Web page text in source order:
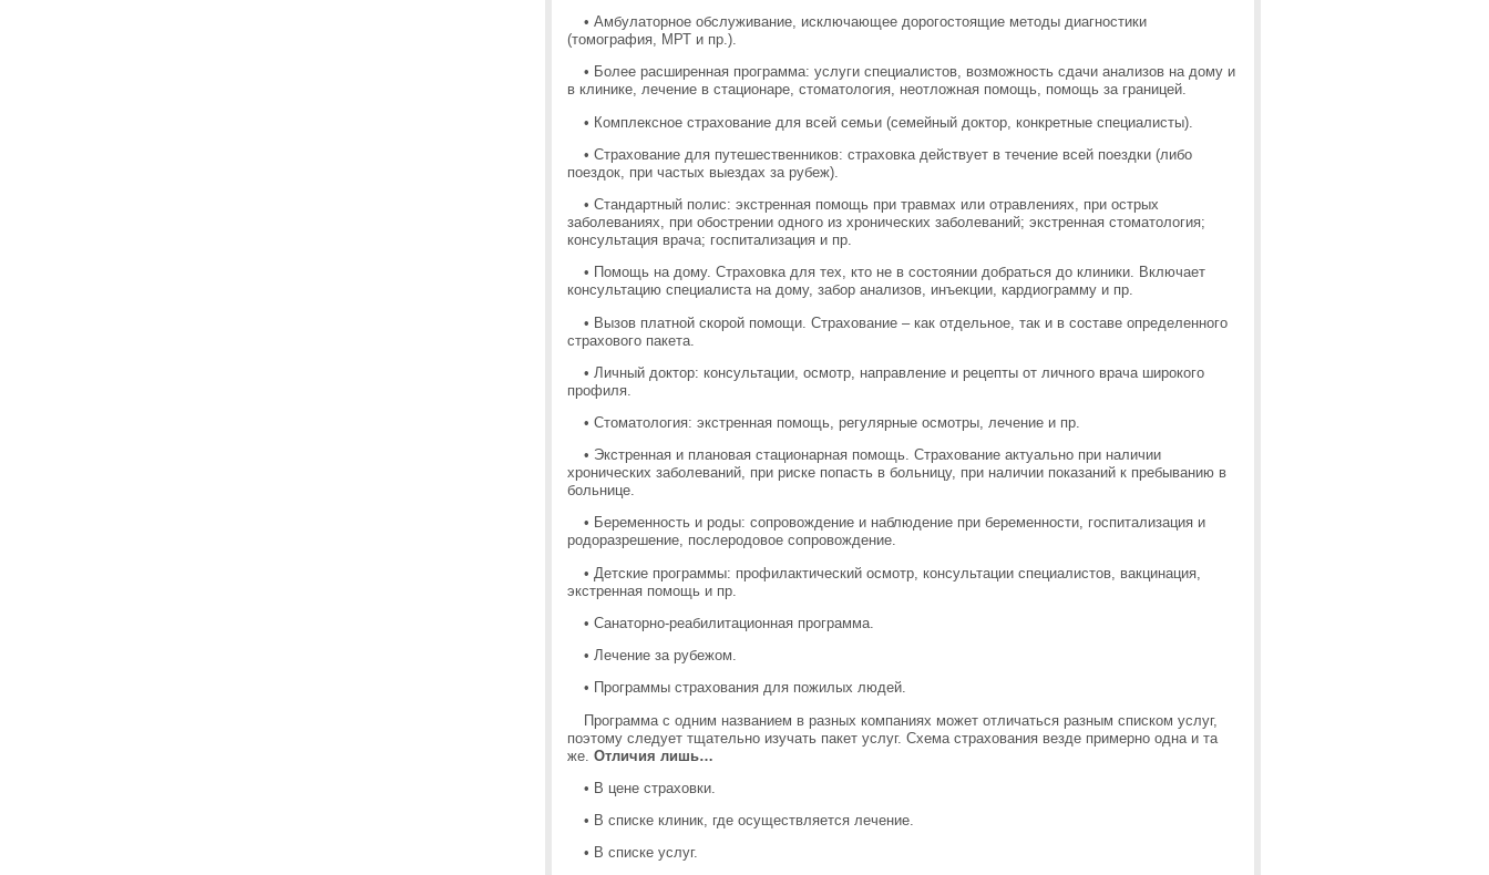
• Амбулаторное обслуживание, исключающее дорогостоящие методы диагностики
(томография, МРТ и пр.).
• Более расширенная программа: услуги специалистов, возможность сдачи анализов на дому и
в клинике, лечение в стационаре, стоматология, неотложная помощь, помощь за границей.
• Комплексное страхование для всей семьи (семейный доктор, конкретные специалисты).
• Страхование для путешественников: страховка действует в течение всей поездки (либо
поездок, при частых выездах за рубеж).
• Стандартный полис: экстренная помощь при травмах или отравлениях, при острых
заболеваниях, при обострении одного из хронических заболеваний; экстренная стоматология;
консультация врача; госпитализация и пр.
• Помощь на дому. Страховка для тех, кто не в состоянии добраться до клиники. Включает
консультацию специалиста на дому, забор анализов, инъекции, кардиограмму и пр.
• Вызов платной скорой помощи. Страхование – как отдельное, так и в составе определенного
страхового пакета.
• Личный доктор: консультации, осмотр, направление и рецепты от личного врача широкого
профиля.
• Стоматология: экстренная помощь, регулярные осмотры, лечение и пр.
• Экстренная и плановая стационарная помощь. Страхование актуально при наличии
хронических заболеваний, при риске попасть в больницу, при наличии показаний к пребыванию в
больнице.
• Беременность и роды: сопровождение и наблюдение при беременности, госпитализация и
родоразрешение, послеродовое сопровождение.
• Детские программы: профилактический осмотр, консультации специалистов, вакцинация,
экстренная помощь и пр.
• Санаторно-реабилитационная программа.
• Лечение за рубежом.
• Программы страхования для пожилых людей.
Программа с одним названием в разных компаниях может отличаться разным списком услуг,
поэтому следует тщательно изучать пакет услуг. Схема страхования везде примерно одна и та
же. Отличия лишь…
• В цене страховки.
• В списке клиник, где осуществляется лечение.
• В списке услуг.